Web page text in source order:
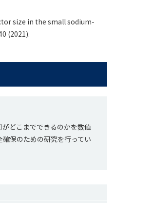
size in the small sodium-
(2021).
どこまでできるのかを数値
保のための研究を行ってい